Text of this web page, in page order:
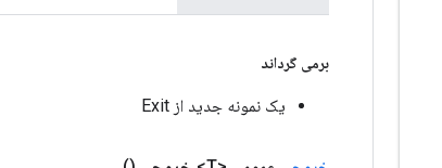
برمی گرداند
یک نمونه جدید از Exit